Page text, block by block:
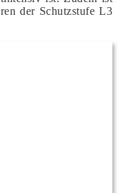
der Schutzstufe L3